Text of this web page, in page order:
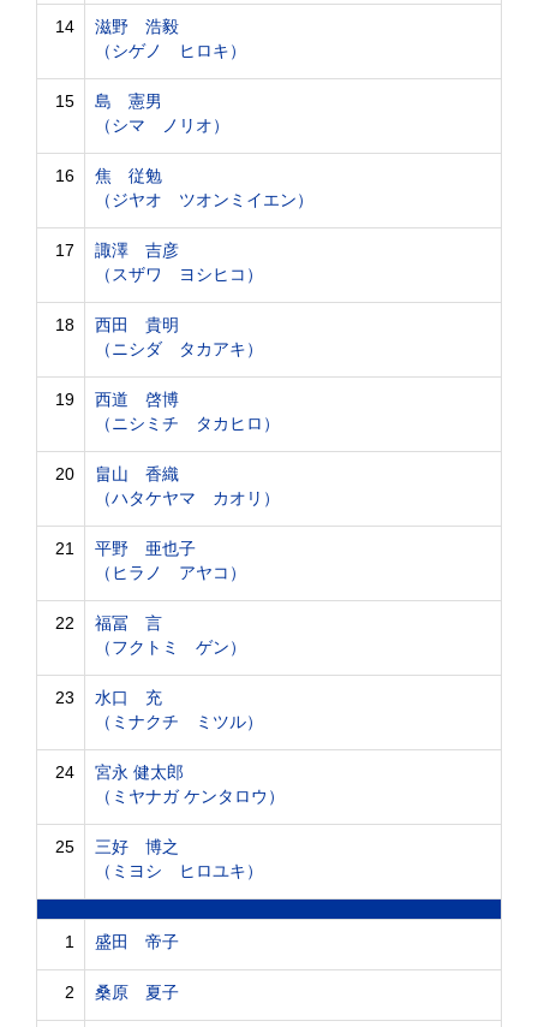
14
滋野 浩毅
（シゲノ ヒロキ）
15
島 憲男
（シマ ノリオ）
16
焦 従勉
（ジヤオ ツオンミイエン）
17
諏澤 吉彦
（スザワ ヨシヒコ）
18
西田 貴明
（ニシダ タカアキ）
19
西道 啓博
（ニシミチ タカヒロ）
20
畠山 香織
（ハタケヤマ カオリ）
21
平野 亜也子
（ヒラノ アヤコ）
22
福冨 言
（フクトミ ゲン）
23
水口 充
（ミナクチ ミツル）
24
宮永 健太郎
（ミヤナガ ケンタロウ）
25
三好 博之
（ミヨシ ヒロユキ）
1 盛田 帝子
2 桑原 夏子